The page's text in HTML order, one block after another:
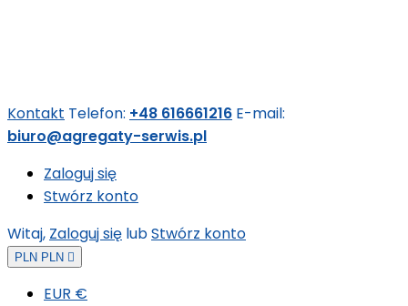
Kontakt Telefon: +48 616661216 E-mail:
biuro@agregaty-serwis.pl
Zaloguj się
Stwórz konto
Witaj, Zaloguj się lubStwórz konto
PLN PLN 
EUR €